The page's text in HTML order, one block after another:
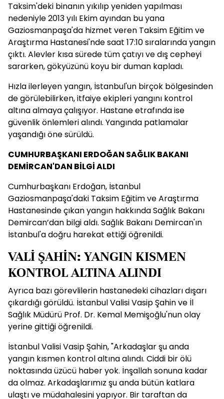
Taksim'deki binanın yıkılıp yeniden yapılması
nedeniyle 2013 yılı Ekim ayından bu yana
Gaziosmanpaşa'da hizmet veren Taksim Eğitim ve
Araştırma Hastanesi'nde saat 17:10 sıralarında yangın
çıktı. Alevler kısa sürede tüm çatıyı ve dış cepheyi
sararken, gökyüzünü koyu bir duman kapladı.
Hızla ilerleyen yangın, İstanbul'un birçok bölgesinden
de görülebilirken, itfaiye ekipleri yangını kontrol
altına almaya çalışıyor. Hastane etrafında ise
güvenlik önlemleri alındı. Yangında patlamalar
yaşandığı öne sürüldü.
CUMHURBAŞKANI ERDOĞAN SAĞLIK BAKANI
DEMİRCAN'DAN BİLGİ ALDI
Cumhurbaşkanı Erdoğan, İstanbul
Gaziosmanpaşa'daki Taksim Eğitim ve Araştırma
Hastanesinde çıkan yangın hakkında Sağlık Bakanı
Demircan’dan bilgi aldı. Sağlık Bakanı Demircan'ın
İstanbul'a doğru harekat ettiği öğrenildi.
VALİ ŞAHİN: YANGIN KISMEN
KONTROL ALTINA ALINDI
Ayrıca bazı görevlilerin hastanedeki cihazları dışarı
çıkardığı görüldü. İstanbul Valisi Vasip Şahin ve İl
Sağlık Müdürü Prof. Dr. Kemal Memişoğlu'nun olay
yerine gittiği öğrenildi.
İstanbul Valisi Vasip Şahin, "Arkadaşlar şu anda
yangın kısmen kontrol altına alındı. Ciddi bir ölü
noktasında üzücü haber yok. İnşallah sonuna kadar
da olmaz. Arkadaşlarımız şu anda bütün katlara
ulaştı ve müdahalesini yapıyor. Bir taraftan da